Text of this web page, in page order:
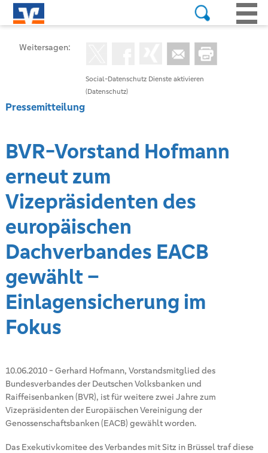
Social-Datenschutz Dienste aktivieren
(Datenschutz)
Weitersagen:
Pressemitteilung
BVR-Vorstand Hofmann
erneut zum
Vizepräsidenten des
europäischen
Dachverbandes EACB
gewählt –
Einlagensicherung im
Fokus
10.06.2010- Gerhard Hofmann, Vorstandsmitglied des
Bundesverbandes der Deutschen Volksbanken und
Raiffeisenbanken (BVR), ist für weitere zwei Jahre zum
Vizepräsidenten der Europäischen Vereinigung der
Genossenschaftsbanken (EACB) gewählt worden.
Das Exekutivkomitee des Verbandes mit Sitz in Brüssel traf diese